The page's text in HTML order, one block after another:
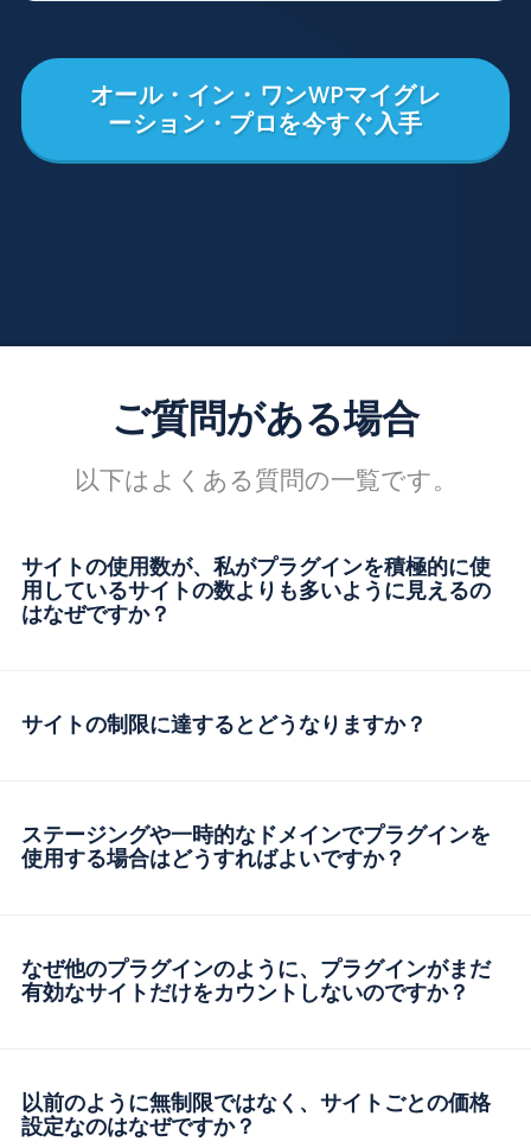
オール・イン・ワンWPマイグレ
ーション・プロを今すぐ入手
ご質問がある場合
以下はよくある質問の一覧です。
サイトの使用数が、私がプラグインを積極的に使
用しているサイトの数よりも多いように見えるの
はなぜですか？
サイトの制限に達するとどうなりますか？
ステージングや一時的なドメインでプラグインを
使用する場合はどうすればよいですか？
なぜ他のプラグインのように、プラグインがまだ
有効なサイトだけをカウントしないのですか？
以前のように無制限ではなく、サイトごとの価格
設定なのはなぜですか？